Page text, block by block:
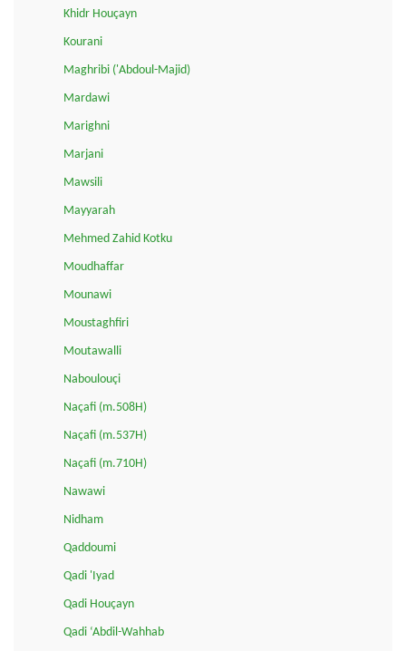
Khidr Houçayn
Kourani
Maghribi ('Abdoul-Majid)
Mardawi
Marighni
Marjani
Mawsili
Mayyarah
Mehmed Zahid Kotku
Moudhaffar
Mounawi
Moustaghfiri
Moutawalli
Naboulouçi
Naçafi (m.508H)
Naçafi (m.537H)
Naçafi (m.710H)
Nawawi
Nidham
Qaddoumi
Qadi 'Iyad
Qadi Houçayn
Qadi ‘Abdil-Wahhab